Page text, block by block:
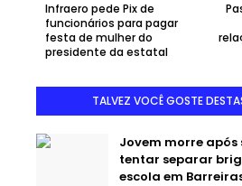
Infraero pede Pix de
funcionários para pagar
festa de mulher do
presidente da estatal
TALVEZ VOCÊ GOSTE
Jovem morre
tentar separar
escola em